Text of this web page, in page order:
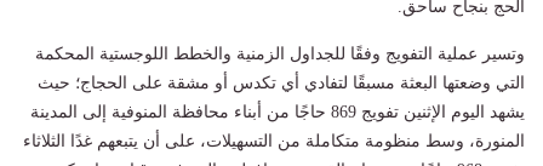
الحج بنجاح ساحق.
وتسير عملية التفويج وفقًا للجداول الزمنية والخطط اللوجستية المحكمة
التي وضعتها البعثة مسبقًا لتفادي أي تكدس أو مشقة على الحجاج؛ حيث
يشهد اليوم الإثنين تفويج 869 حاجًا من أبناء محافظة المنوفية إلى المدينة
المنورة، وسط منظومة متكاملة من التسهيلات، على أن يتبعهم غدًا الثلاثاء